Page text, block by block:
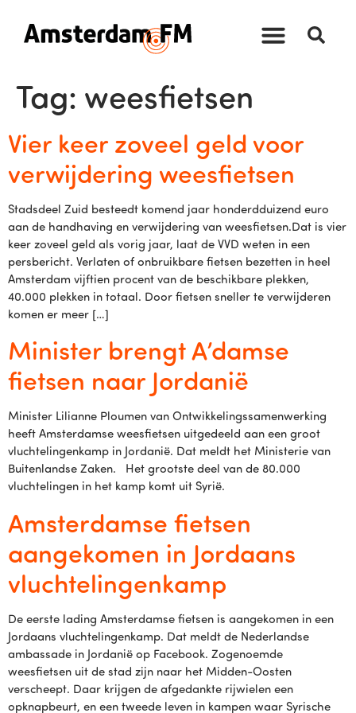
Tag: weesfietsen
Vier keer zoveel geld voor
verwijdering weesfietsen
Stadsdeel Zuid besteedt komend jaar honderdduizend euro
aan de handhaving en verwijdering van weesfietsen.Dat is vier
keer zoveel geld als vorig jaar, laat de VVD weten in een
persbericht. Verlaten of onbruikbare fietsen bezetten in heel
Amsterdam vijftien procent van de beschikbare plekken,
40.000 plekken in totaal. Door fietsen sneller te verwijderen
komen er meer […]
Minister brengt A’damse
fietsen naar Jordanië
Minister Lilianne Ploumen van Ontwikkelingssamenwerking
heeft Amsterdamse weesfietsen uitgedeeld aan een groot
vluchtelingenkamp in Jordanië. Dat meldt het Ministerie van
Buitenlandse Zaken. Het grootste deel van de 80.000
vluchtelingen in het kamp komt uit Syrië.
Amsterdamse fietsen
aangekomen in Jordaans
vluchtelingenkamp
De eerste lading Amsterdamse fietsen is aangekomen in een
Jordaans vluchtelingenkamp. Dat meldt de Nederlandse
ambassade in Jordanië op Facebook. Zogenoemde
weesfietsen uit de stad zijn naar het Midden-Oosten
verscheept. Daar krijgen de afgedankte rijwielen een
opknapbeurt, en een tweede leven in kampen waar Syrische